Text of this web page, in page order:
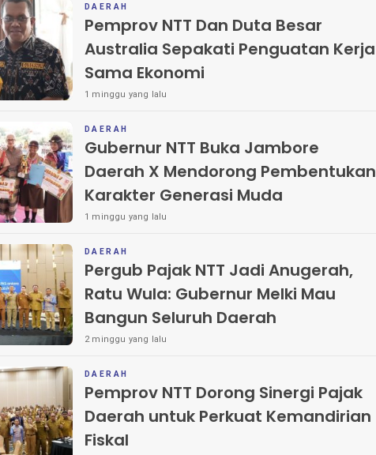
DAERAH
Pemprov NTT Dan Duta Besar
Australia Sepakati Penguatan Kerja
Sama Ekonomi
1 minggu yang lalu
DAERAH
Gubernur NTT Buka Jambore
Daerah X Mendorong Pembentukan
Karakter Generasi Muda
1 minggu yang lalu
DAERAH
Pergub Pajak NTT Jadi Anugerah,
Ratu Wula: Gubernur Melki Mau
Bangun Seluruh Daerah
2 minggu yang lalu
DAERAH
Pemprov NTT Dorong Sinergi Pajak
Daerah untuk Perkuat Kemandirian
Fiskal